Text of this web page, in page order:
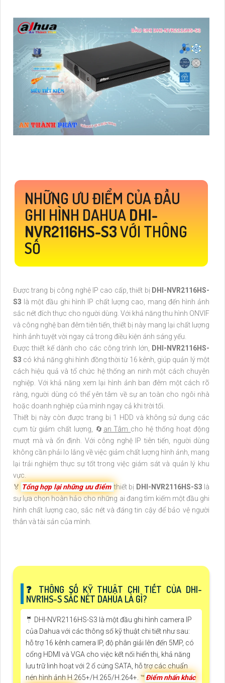
NHỮNG ƯU ĐIỂM CỦA ĐẦU
GHI HÌNH DAHUA DHI-
NVR2116HS-S3VỚI THÔNG
SỐ
Được trang bị công nghệ IP cao cấp, thiết bị DHI-NVR2116HS-
S3 là một đầu ghi hình IP chất lượng cao, mang đến hình ảnh
sắc nét đích thực cho người dùng. Với khả năng thu hình ONVIF
và công nghệ ban đêm tiên tiến, thiết bị này mang lại chất lượng
hình ảnh tuyệt vời ngay cả trong điều kiện ánh sáng yếu.
Được thiết kế dành cho các công trình lớn, DHI-NVR2116HS-
S3 có khả năng ghi hình đồng thời từ 16 kênh, giúp quản lý một
cách hiệu quả và tổ chức hệ thống an ninh một cách chuyên
nghiệp. Với khả năng xem lại hình ảnh ban đêm một cách rõ
ràng, người dùng có thể yên tâm về sự an toàn cho ngôi nhà
hoặc doanh nghiệp của mình ngay cả khi trời tối.
Thiết bị này còn được trang bị 1 HDD và không sử dụng các
cụm từ giảm chất lượng, 🔄 an Tâm cho hệ thống hoạt động
mượt mà và ổn định. Với công nghệ IP tiên tiến, người dùng
không cần phải lo lắng về việc giảm chất lượng hình ảnh, mang
lại trải nghiệm thực sự tốt trong việc giám sát và quản lý khu
vực.
️🏅 Tổng hợp lại những ưu điểm thiết bị DHI-NVR2116HS-S3 là
sự lựa chọn hoàn hảo cho những ai đang tìm kiếm một đầu ghi
hình chất lượng cao, sắc nét và đáng tin cậy để bảo vệ người
thân và tài sản của mình.
❓ THÔNG SỐ KỸ THUẬT CHI TIẾT CỦA DHI-
NVR1HS-S SẮC NÉT DAHUA LÀ GÌ?
🤵 DHI-NVR2116HS-S3 là một đầu ghi hình camera IP
của Dahua với các thông số kỹ thuật chi tiết như sau:
hỗ trợ 16 kênh camera IP, độ phân giải lên đến 5MP, có
cổng HDMI và VGA cho việc kết nối hiển thị, khả năng
lưu trữ linh hoạt với 2 ổ cứng SATA, hỗ trợ các chuẩn
nén hình ảnh H.265+/H.265/H.264+. ™️ Điểm nhấn khác